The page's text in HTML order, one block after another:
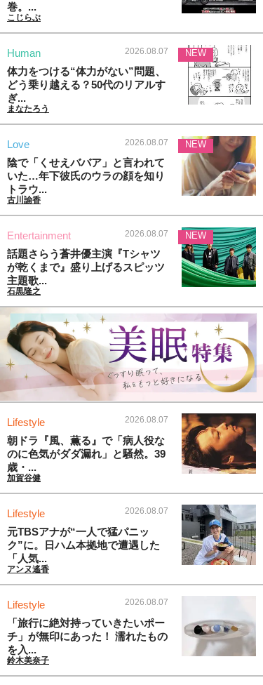
巻。...
こじらぶ
Human 2026.08.07
体力をつける“体力がない”問題、
どう乗り越える？50代のリアルす
ぎ...
まなたろう
NEW
Love 2026.08.07
陰で「くせえババア」と言われて
いた…年下彼氏のウラの顔を知り
トラウ...
古川諭香
NEW
Entertainment 2026.08.07
話題さらう蒼井優主演『Tシャツ
が乾くまで』盛り上げるスピッツ
主題歌...
石黒隆之
NEW
Lifestyle 2026.08.07
朝ドラ『風、薫る』で「病人役な
のに色気がダダ漏れ」と騒然。39
歳・...
加賀谷健
Lifestyle 2026.08.07
元TBSアナが“一人で猛パニッ
ク”に。日ハム本拠地で遭遇した
「人気...
アンヌ遙香
Lifestyle 2026.08.07
「旅行に絶対持っていきたいポー
チ」が無印にあった！ 濡れたもの
を入...
鈴木美奈子